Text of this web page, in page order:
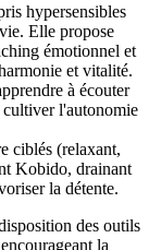
hypersensibles
Elle propose
émotionnel et
et vitalité.
à écouter
cultiver l'autonomie
ciblés (relaxant,
Kobido, drainant
la détente.
des outils
la